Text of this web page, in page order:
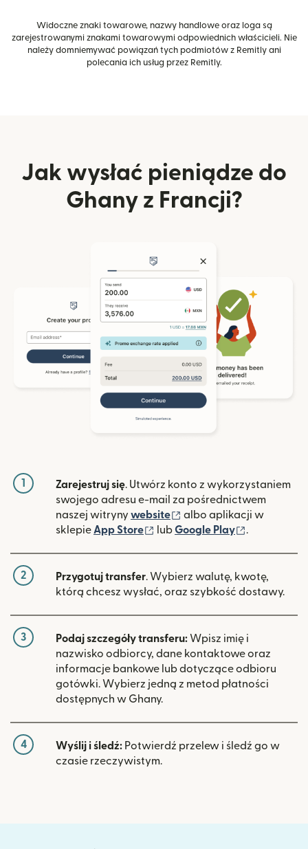
Widoczne znaki towarowe, nazwy handlowe oraz loga są
zarejestrowanymi znakami towarowymi odpowiednich właścicieli. Nie
należy domniemywać powiązań tych podmiotów z Remitly ani
polecania ich usług przez Remitly.
Jak wysłać pieniądze do
Ghany z Francji?
1 Zarejestruj się. Utwórz konto z wykorzystaniem
swojego adresu e-mail za pośrednictwem
naszej witryny website (otwiera się w nowym
albo aplikacji w
sklepieApp Store (otwiera się w nowym oknie)
lubGoogle Play (otwiera się
.
2 Przygotuj transfer. Wybierz walutę, kwotę,
którą chcesz wysłać, oraz szybkość dostawy.
3 Podaj szczegóły transferu: Wpisz imię i
nazwisko odbiorcy, dane kontaktowe oraz
informacje bankowe lub dotyczące odbioru
gotówki. Wybierz jedną z metod płatności
dostępnych w Ghany.
4 Wyślij i śledź: Potwierdź przelew i śledź go w
czasie rzeczywistym.